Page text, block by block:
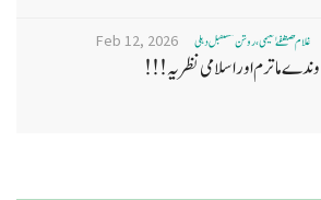
غلام مصطفےٰ نعیمی، روشن مستقبل دہلی Feb 12, 2026
وندے ماترم اور اسلامی نظریہ!!!